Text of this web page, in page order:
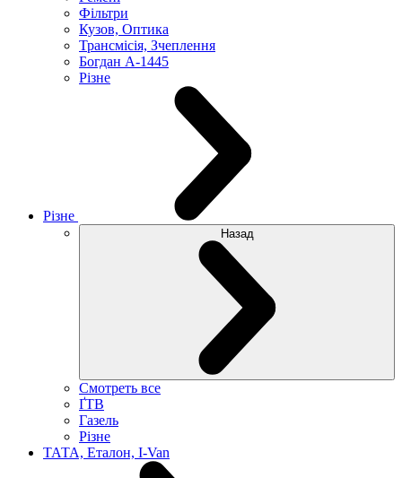
Фільтри
Кузов, Оптика
Трансмісія, Зчеплення
Богдан А-1445
Різне
Різне
Назад
Смотреть все
ҐТВ
Газель
Різне
ТАТА, Еталон, I-Van